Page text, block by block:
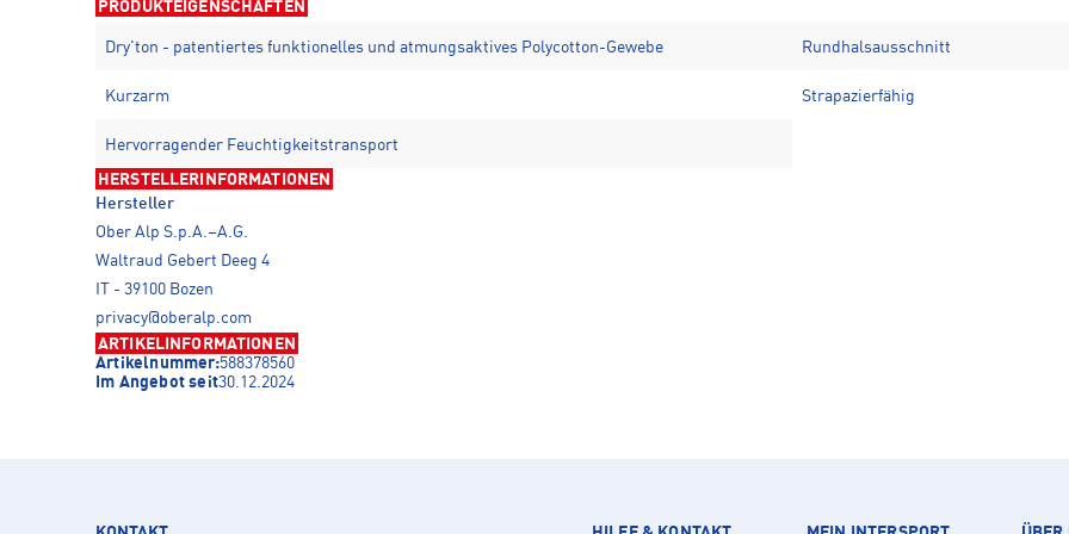
PRODUKTEIGENSCHAFTEN
Dry'ton - patentiertes funktionelles und atmungsaktives Polycotton-Gewebe Rundhalsausschnitt
Kurzarm Strapazierfähig
Hervorragender Feuchtigkeitstransport
HERSTELLERINFORMATIONEN
Hersteller
Ober Alp S.p.A.–A.G.
Waltraud Gebert Deeg 4
IT - 39100 Bozen
privacy@oberalp.com
ARTIKELINFORMATIONEN
Artikelnummer:588378560
Im Angebot seit30.12.2024